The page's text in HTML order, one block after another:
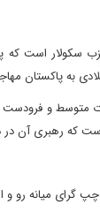
است که
متوسط و
که رهبری آن
میانه رو و